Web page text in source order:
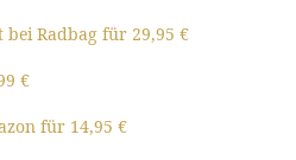
bei Radbag für 29,95 €
€
für 14,95 €